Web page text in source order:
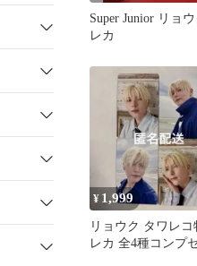
Super Junior リョ
レカ
¥ 1,999
リョウク タワレコ
レカ 全4種コンプ